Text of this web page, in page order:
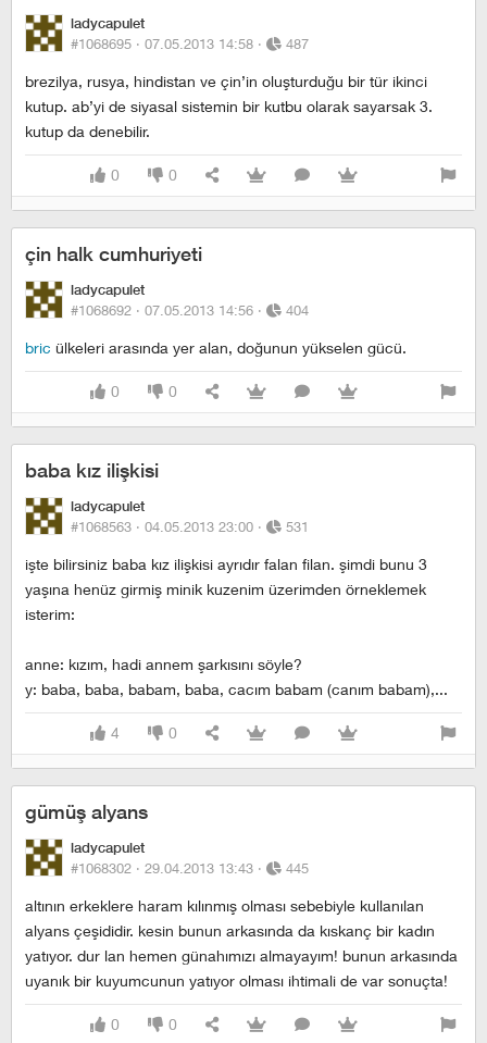
ladycapulet
#1068695 · 07.05.2013 14:58 · 487
brezilya, rusya, hindistan ve çin’in oluşturduğu bir tür ikinci
kutup. ab’yi de siyasal sistemin bir kutbu olarak sayarsak 3.
kutup da denebilir.
0 0
çin halk cumhuriyeti
ladycapulet
#1068692 · 07.05.2013 14:56 · 404
bric ülkeleri arasında yer alan, doğunun yükselen gücü.
0 0
baba kız ilişkisi
ladycapulet
#1068563 · 04.05.2013 23:00 · 531
işte bilirsiniz baba kız ilişkisi ayrıdır falan filan. şimdi bunu 3
yaşına henüz girmiş minik kuzenim üzerimden örneklemek
isterim:
anne: kızım, hadi annem şarkısını söyle?
y: baba, baba, babam, baba, cacım babam (canım babam),...
4 0
gümüş alyans
ladycapulet
#1068302 · 29.04.2013 13:43 · 445
altının erkeklere haram kılınmış olması sebebiyle kullanılan
alyans çeşididir. kesin bunun arkasında da kıskanç bir kadın
yatıyor. dur lan hemen günahımızı almayayım! bunun arkasında
uyanık bir kuyumcunun yatıyor olması ihtimali de var sonuçta!
0 0